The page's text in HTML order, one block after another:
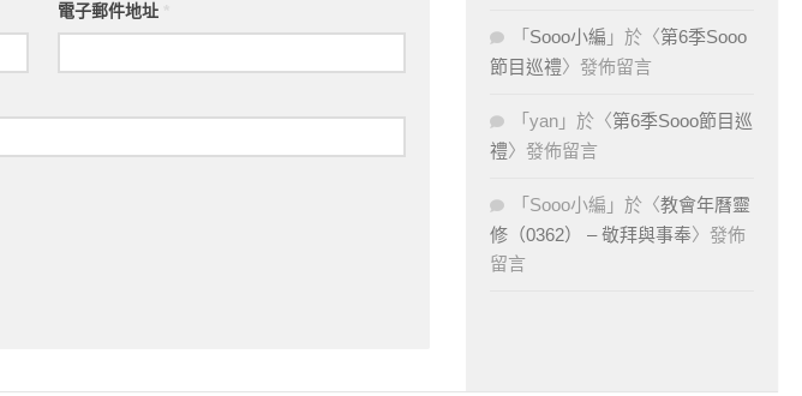
電子郵件地址
「 Sooo小編 」於〈第6季Sooo
節目巡禮〉發佈留言
「 yan 」於〈第6季Sooo節目巡
禮〉發佈留言
「 Sooo小編 」於〈教會年曆靈
修（0362） – 敬拜與事奉〉發佈
留言